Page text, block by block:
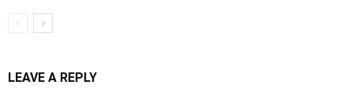
LEAVE A REPLY